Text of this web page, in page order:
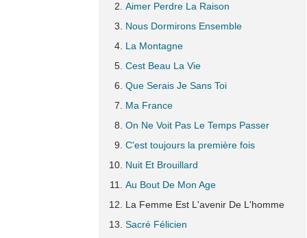
Aimer Perdre La Raison
Nous Dormirons Ensemble
La Montagne
Cest Beau La Vie
Que Serais Je Sans Toi
Ma France
On Ne Voit Pas Le Temps Passer
C'est toujours la première fois
Nuit Et Brouillard
Au Bout De Mon Age
La Femme Est L'avenir De L'homme
Sacré Félicien